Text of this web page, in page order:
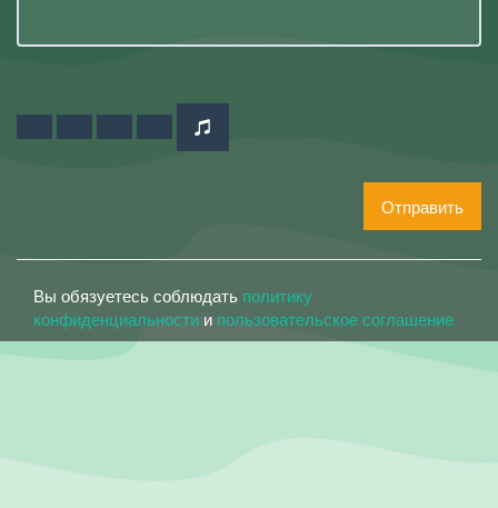
Отправить
Вы обязуетесь соблюдать политику
конфиденциальности и пользовательское соглашение